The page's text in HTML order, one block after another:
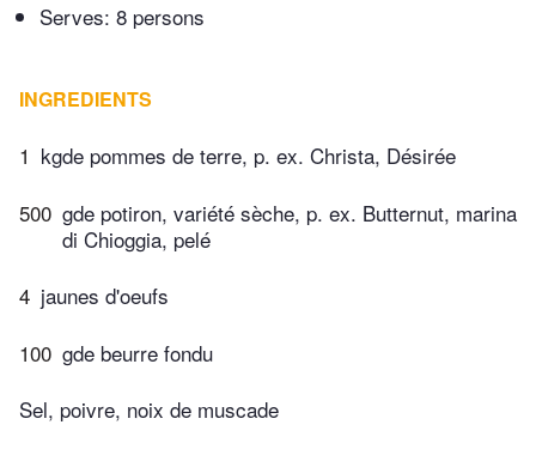
Serves: 8 persons
INGREDIENTS
1 kgde pommes de terre, p. ex. Christa, Désirée
500 gde potiron, variété sèche, p. ex. Butternut, marina
di Chioggia, pelé
4 jaunes d'oeufs
100 gde beurre fondu
Sel, poivre, noix de muscade